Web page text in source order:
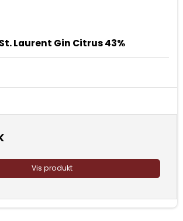
Laurent Gin Citrus 43%
Vis produkt